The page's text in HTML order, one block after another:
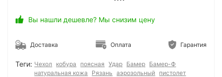
Вы нашли дешевле? Мы снизим цену
Доставка Оплата Гарантия
Теги: Чехол кобура поясная Удар Бамер Бамер-Ф
натуральная кожа
Рязань аэрозольный пистолет